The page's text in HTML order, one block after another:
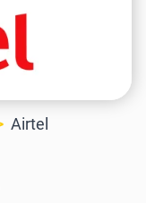
Airtel